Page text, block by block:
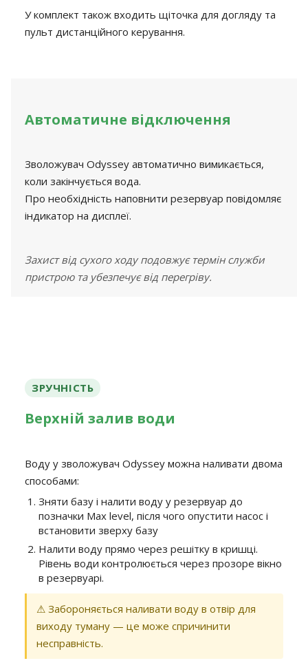
У комплект також входить щіточка для догляду та
пульт дистанційного керування.
Автоматичне відключення
Зволожувач Odyssey автоматично вимикається,
коли закінчується вода.
Про необхідність наповнити резервуар повідомляє
індикатор на дисплеї.
Захист від сухого ходу подовжує термін служби
пристрою та убезпечує від перегріву.
ЗРУЧНІСТЬ
Верхній залив води
Воду у зволожувач Odyssey можна наливати двома
способами:
Зняти базу і налити воду у резервуар до
позначки Max level, після чого опустити насос і
встановити зверху базу
Налити воду прямо через решітку в кришці.
Рівень води контролюється через прозоре вікно
в резервуарі.
⚠ Забороняється наливати воду в отвір для
виходу туману — це може спричинити
несправність.